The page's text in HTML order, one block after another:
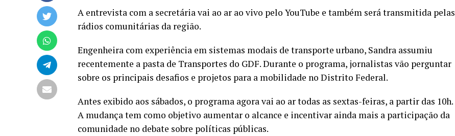
A entrevista com a secretária vai ao ar ao vivo pelo YouTube e também será transmitida pelas
rádios comunitárias da região.
Engenheira com experiência em sistemas modais de transporte urbano, Sandra assumiu
recentemente a pasta de Transportes do GDF. Durante o programa, jornalistas vão perguntar
sobre os principais desafios e projetos para a mobilidade no Distrito Federal.
Antes exibido aos sábados, o programa agora vai ao ar todas as sextas-feiras, a partir das 10h.
A mudança tem como objetivo aumentar o alcance e incentivar ainda mais a participação da
comunidade no debate sobre políticas públicas.